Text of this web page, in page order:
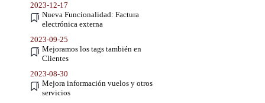
2023-12-17
Nueva Funcionalidad: Factura
electrónica externa
2023-09-25
Mejoramos los tags también en
Clientes
2023-08-30
Mejora información vuelos y otros
servicios